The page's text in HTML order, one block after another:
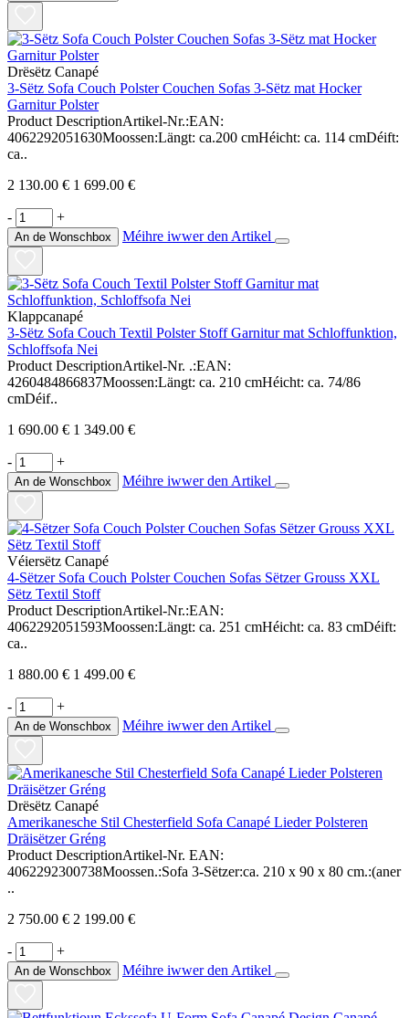
Drësëtz Canapé
3-Sëtz Sofa Couch Polster Couchen Sofas 3-Sëtz mat Hocker
Garnitur Polster
Product DescriptionArtikel-Nr.:EAN:
4062292051630Moossen:Längt: ca.200 cmHéicht: ca. 114 cmDéift:
ca..
2 130.00 € 1 699.00 €
- +
An de Wonschbox Méihre iwwer den Artikel
Klappcanapé
3-Sëtz Sofa Couch Textil Polster Stoff Garnitur mat Schloffunktion,
Schloffsofa Nei
Product DescriptionArtikel-Nr. .:EAN:
4260484866837Moossen:Längt: ca. 210 cmHéicht: ca. 74/86
cmDéif..
1 690.00 € 1 349.00 €
- +
An de Wonschbox Méihre iwwer den Artikel
Véiersëtz Canapé
4-Sëtzer Sofa Couch Polster Couchen Sofas Sëtzer Grouss XXL
Sëtz Textil Stoff
Product DescriptionArtikel-Nr.:EAN:
4062292051593Moossen:Längt: ca. 251 cmHéicht: ca. 83 cmDéift:
ca..
1 880.00 € 1 499.00 €
- +
An de Wonschbox Méihre iwwer den Artikel
Drësëtz Canapé
Amerikanesche Stil Chesterfield Sofa Canapé Lieder Polsteren
Dräisëtzer Gréng
Product DescriptionArtikel-Nr. EAN:
4062292300738Moossen.:Sofa 3-Sëtzer:ca. 210 x 90 x 80 cm.:(aner
..
2 750.00 € 2 199.00 €
- +
An de Wonschbox Méihre iwwer den Artikel